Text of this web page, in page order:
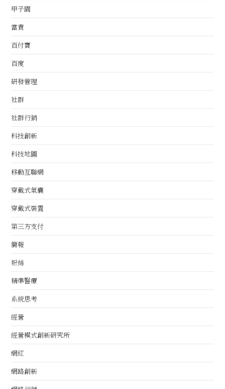
甲子園
當責
百付寶
百度
研發管理
社群
社群行銷
科技創新
科技地圖
移動互聯網
穿戴式氣囊
穿戴式裝置
第三方支付
簡報
粉絲
精準醫療
系統思考
經營
經營模式創新研究所
網紅
網路創新